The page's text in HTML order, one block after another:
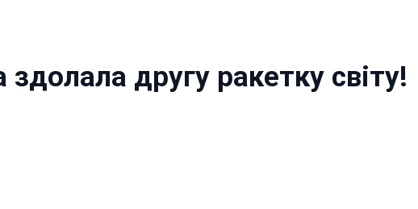
другу ракетку світу!